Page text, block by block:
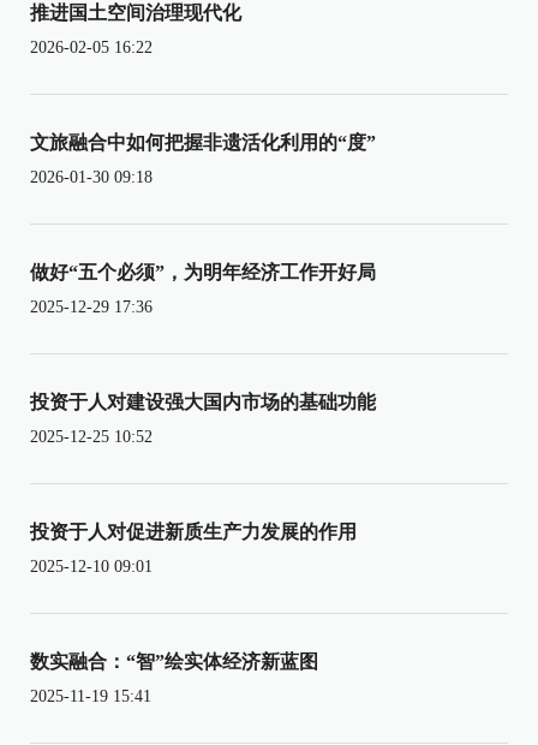
推进国土空间治理现代化
2026-02-05 16:22
文旅融合中如何把握非遗活化利用的“度”
2026-01-30 09:18
做好“五个必须”，为明年经济工作开好局
2025-12-29 17:36
投资于人对建设强大国内市场的基础功能
2025-12-25 10:52
投资于人对促进新质生产力发展的作用
2025-12-10 09:01
数实融合：“智”绘实体经济新蓝图
2025-11-19 15:41